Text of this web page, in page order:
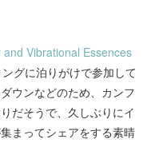
Vibrational Essences
グに泊りがけで参加して
ウンなどのため、カンフ
だそうで、久しぶりにイ
まってシェアをする素晴